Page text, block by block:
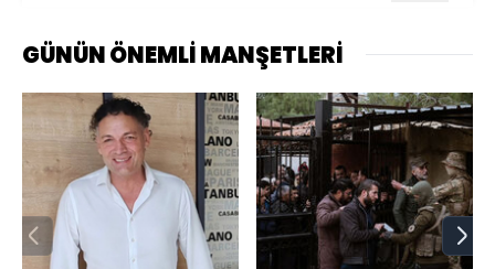
GÜNÜN ÖNEMLİ MANŞETLERİ